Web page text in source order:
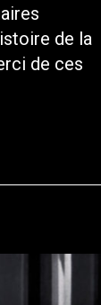
de la
de ces